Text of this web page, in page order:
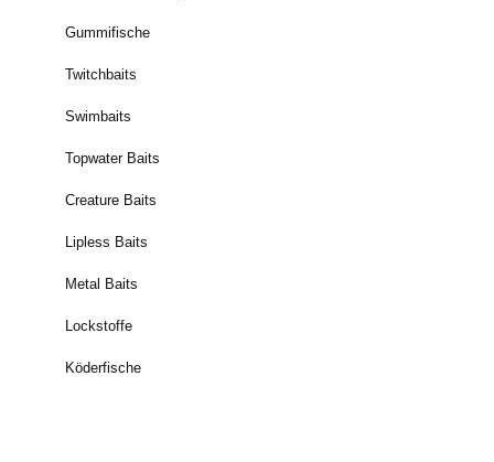
Gummifische
Twitchbaits
Swimbaits
Topwater Baits
Creature Baits
Lipless Baits
Metal Baits
Lockstoffe
Köderfische